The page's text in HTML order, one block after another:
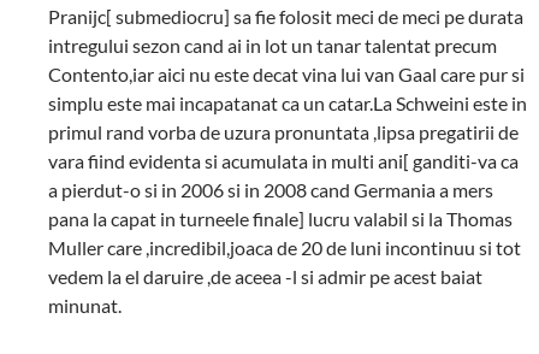
Pranijc[ submediocru] sa fie folosit meci de meci pe durata
intregului sezon cand ai in lot un tanar talentat precum
Contento,iar aici nu este decat vina lui van Gaal care pur si
simplu este mai incapatanat ca un catar.La Schweini este in
primul rand vorba de uzura pronuntata ,lipsa pregatirii de
vara fiind evidenta si acumulata in multi ani[ ganditi-va ca
a pierdut-o si in 2006 si in 2008 cand Germania a mers
pana la capat in turneele finale] lucru valabil si la Thomas
Muller care ,incredibil,joaca de 20 de luni incontinuu si tot
vedem la el daruire ,de aceea -l si admir pe acest baiat
minunat.